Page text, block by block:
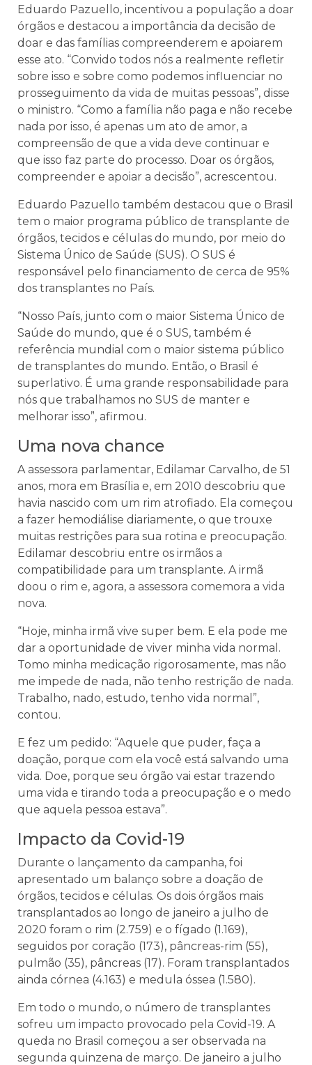
Eduardo Pazuello, incentivou a população a doar
órgãos e destacou a importância da decisão de
doar e das famílias compreenderem e apoiarem
esse ato. “Convido todos nós a realmente refletir
sobre isso e sobre como podemos influenciar no
prosseguimento da vida de muitas pessoas”, disse
o ministro. “Como a família não paga e não recebe
nada por isso, é apenas um ato de amor, a
compreensão de que a vida deve continuar e
que isso faz parte do processo. Doar os órgãos,
compreender e apoiar a decisão”, acrescentou.
Eduardo Pazuello também destacou que o Brasil
tem o maior programa público de transplante de
órgãos, tecidos e células do mundo, por meio do
Sistema Único de Saúde (SUS). O SUS é
responsável pelo financiamento de cerca de 95%
dos transplantes no País.
“Nosso País, junto com o maior Sistema Único de
Saúde do mundo, que é o SUS, também é
referência mundial com o maior sistema público
de transplantes do mundo. Então, o Brasil é
superlativo. É uma grande responsabilidade para
nós que trabalhamos no SUS de manter e
melhorar isso”, afirmou.
Uma nova chance
A assessora parlamentar, Edilamar Carvalho, de 51
anos, mora em Brasília e, em 2010 descobriu que
havia nascido com um rim atrofiado. Ela começou
a fazer hemodiálise diariamente, o que trouxe
muitas restrições para sua rotina e preocupação.
Edilamar descobriu entre os irmãos a
compatibilidade para um transplante. A irmã
doou o rim e, agora, a assessora comemora a vida
nova.
“Hoje, minha irmã vive super bem. E ela pode me
dar a oportunidade de viver minha vida normal.
Tomo minha medicação rigorosamente, mas não
me impede de nada, não tenho restrição de nada.
Trabalho, nado, estudo, tenho vida normal”,
contou.
E fez um pedido: “Aquele que puder, faça a
doação, porque com ela você está salvando uma
vida. Doe, porque seu órgão vai estar trazendo
uma vida e tirando toda a preocupação e o medo
que aquela pessoa estava”.
Impacto da Covid-19
Durante o lançamento da campanha, foi
apresentado um balanço sobre a doação de
órgãos, tecidos e células. Os dois órgãos mais
transplantados ao longo de janeiro a julho de
2020 foram o rim (2.759) e o fígado (1.169),
seguidos por coração (173), pâncreas-rim (55),
pulmão (35), pâncreas (17). Foram transplantados
ainda córnea (4.163) e medula óssea (1.580).
Em todo o mundo, o número de transplantes
sofreu um impacto provocado pela Covid-19. A
queda no Brasil começou a ser observada na
segunda quinzena de março. De janeiro a julho